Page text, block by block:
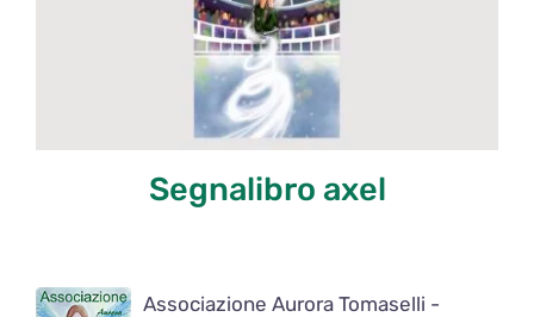
Segnalibro axel
Associazione Aurora Tomaselli -